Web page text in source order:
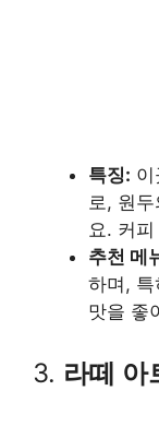
특징:
로, 원
요. 커
추천 메
하며,
맛을 좋
3. 라떼 아